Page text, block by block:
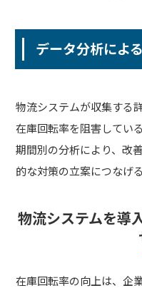
データ分析によ
物流システムが収集する
在庫回転率を阻害してい
期間別の分析により、改
的な対策の立案につなげ
物流システムを導
在庫回転率の向上は、企